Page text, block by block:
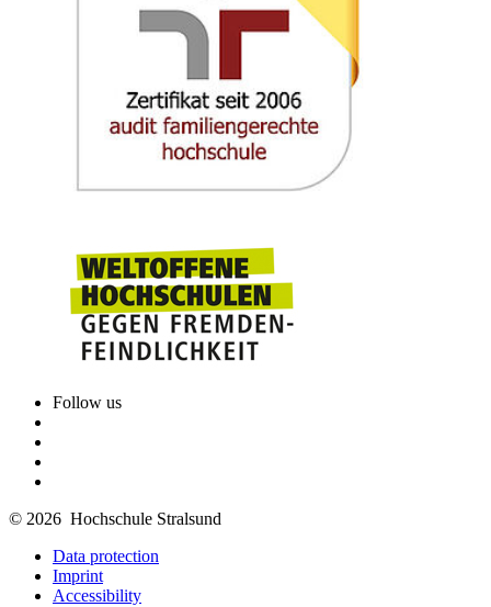
Follow us
© 2026 Hochschule Stralsund
Data protection
Imprint
Accessibility